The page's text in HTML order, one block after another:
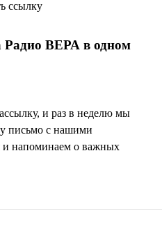
Радио ВЕРА в одном
и раз в неделю мы
письмо с нашими
и напоминаем о важных